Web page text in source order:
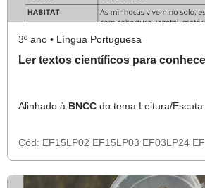
3º ano • Língua Portuguesa
Ler textos científicos para
Alinhado à BNCC do tema Leitura/Escuta.
Cód: EF15LP02 EF15LP03 EF03LP24